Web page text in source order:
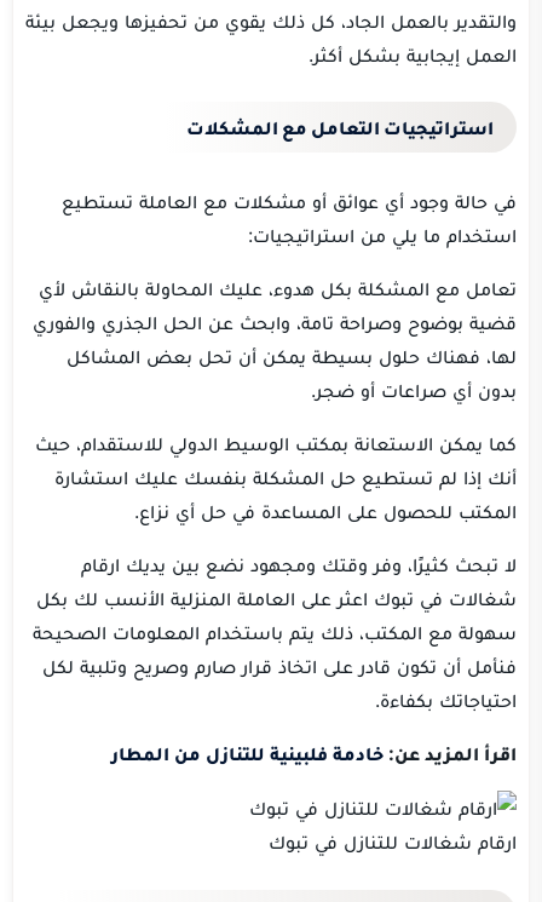
والتقدير بالعمل الجاد، كل ذلك يقوي من تحفيزها ويجعل بيئة
العمل إيجابية بشكل أكثر.
استراتيجيات التعامل مع المشكلات
في حالة وجود أي عوائق أو مشكلات مع العاملة تستطيع
استخدام ما يلي من استراتيجيات:
تعامل مع المشكلة بكل هدوء، عليك المحاولة بالنقاش لأي
قضية بوضوح وصراحة تامة، وابحث عن الحل الجذري والفوري
لها، فهناك حلول بسيطة يمكن أن تحل بعض المشاكل
بدون أي صراعات أو ضجر.
كما يمكن الاستعانة بمكتب الوسيط الدولي للاستقدام، حيث
أنك إذا لم تستطيع حل المشكلة بنفسك عليك استشارة
المكتب للحصول على المساعدة في حل أي نزاع.
لا تبحث كثيرًا، وفر وقتك ومجهود نضع بين يديك ارقام
شغالات في تبوك اعثر على العاملة المنزلية الأنسب لك بكل
سهولة مع المكتب، ذلك يتم باستخدام المعلومات الصحيحة
فنأمل أن تكون قادر على اتخاذ قرار صارم وصريح وتلبية لكل
احتياجاتك بكفاءة.
اقرأ المزيد عن: خادمة فلبينية للتنازل من المطار
ارقام شغالات للتنازل في تبوك